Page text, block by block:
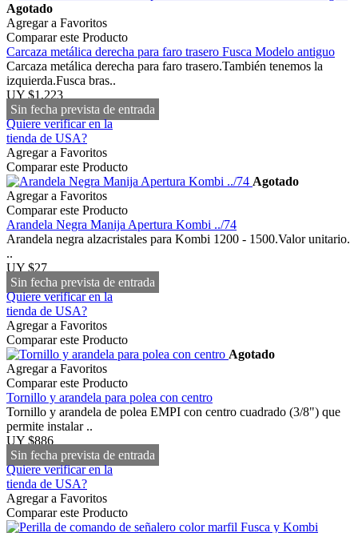
Agotado
Agregar a Favoritos
Comparar este Producto
Carcaza metálica derecha para faro trasero Fusca Modelo antiguo
Carcaza metálica derecha para faro trasero.También tenemos la
izquierda.Fusca bras..
UY $1,223
Sin fecha prevista de entrada
Quiere verificar en la
tienda de USA?
Agregar a Favoritos
Comparar este Producto
Agotado
Agregar a Favoritos
Comparar este Producto
Arandela Negra Manija Apertura Kombi ../74
Arandela negra alzacristales para Kombi 1200 - 1500.Valor unitario.
..
UY $27
Sin fecha prevista de entrada
Quiere verificar en la
tienda de USA?
Agregar a Favoritos
Comparar este Producto
Agotado
Agregar a Favoritos
Comparar este Producto
Tornillo y arandela para polea con centro
Tornillo y arandela de polea EMPI con centro cuadrado (3/8") que
permite instalar ..
UY $886
Sin fecha prevista de entrada
Quiere verificar en la
tienda de USA?
Agregar a Favoritos
Comparar este Producto